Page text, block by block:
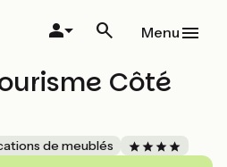
Menu
Côté
de meublés